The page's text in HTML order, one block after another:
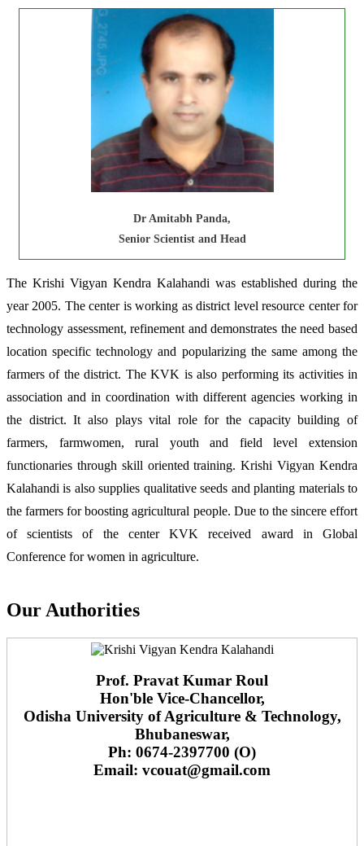
Dr Amitabh Panda,
Senior Scientist and Head
The Krishi Vigyan Kendra Kalahandi was established during the
year 2005. The center is working as district level resource center for
technology assessment, refinement and demonstrates the need based
location specific technology and popularizing the same among the
farmers of the district. The KVK is also performing its activities in
association and in coordination with different agencies working in
the district. It also plays vital role for the capacity building of
farmers, farmwomen, rural youth and field level extension
functionaries through skill oriented training. Krishi Vigyan Kendra
Kalahandi is also supplies qualitative seeds and planting materials to
the farmers for boosting agricultural people. Due to the sincere effort
of scientists of the center KVK received award in Global
Conference for women in agriculture.
Our Authorities
Prof. Pravat Kumar Roul
Hon'ble Vice-Chancellor,
Odisha University of Agriculture & Technology,
Bhubaneswar,
Ph: 0674-2397700 (O)
Email: vcouat@gmail.com